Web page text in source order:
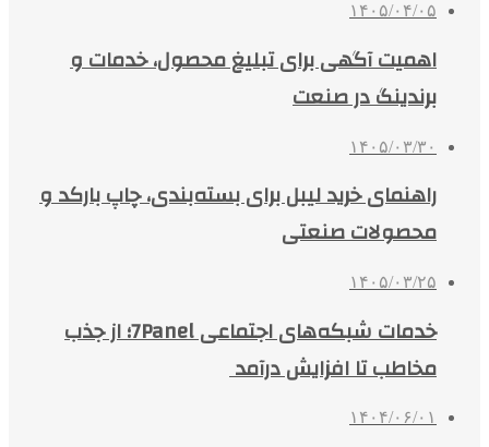
۱۴۰۵/۰۴/۰۵
اهمیت آگهی برای تبلیغ محصول، خدمات و
برندینگ در صنعت
۱۴۰۵/۰۳/۳۰
راهنمای خرید لیبل برای بسته‌بندی، چاپ بارکد و
محصولات صنعتی
۱۴۰۵/۰۳/۲۵
خدمات شبکه‌های اجتماعی 7Panel؛ از جذب
مخاطب تا افزایش درآمد
۱۴۰۴/۰۶/۰۱